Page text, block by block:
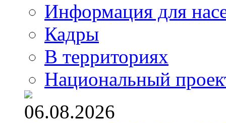
Информация для
Кадры
В территориях
Национальный
06.08.2026